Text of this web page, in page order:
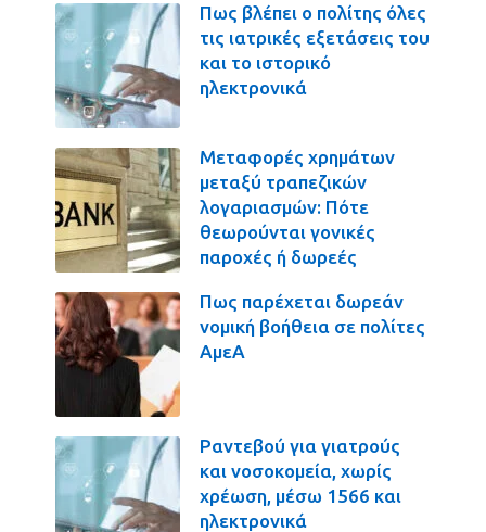
Πως βλέπει ο πολίτης όλες
τις ιατρικές εξετάσεις του
και το ιστορικό
ηλεκτρονικά
Μεταφορές χρημάτων
μεταξύ τραπεζικών
λογαριασμών: Πότε
θεωρούνται γονικές
παροχές ή δωρεές
Πως παρέχεται δωρεάν
νομική βοήθεια σε πολίτες
ΑμεΑ
Ραντεβού για γιατρούς
και νοσοκομεία, χωρίς
χρέωση, μέσω 1566 και
ηλεκτρονικά